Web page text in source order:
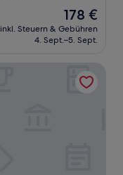
Der
Preis
beträgt
178 €
inkl. Steuern & Gebühren
4. Sept.–5. Sept.